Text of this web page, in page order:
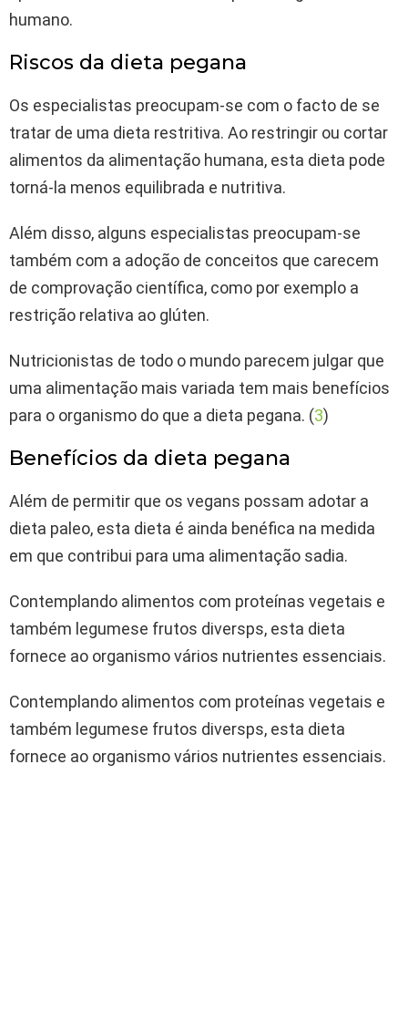
humano.
Riscos da dieta pegana
Os especialistas preocupam-se com o facto de se
tratar de uma dieta restritiva. Ao restringir ou cortar
alimentos da alimentação humana, esta dieta pode
torná-la menos equilibrada e nutritiva.
Além disso, alguns especialistas preocupam-se
também com a adoção de conceitos que carecem
de comprovação científica, como por exemplo a
restrição relativa ao glúten.
Nutricionistas de todo o mundo parecem julgar que
uma alimentação mais variada tem mais benefícios
para o organismo do que a dieta pegana. (3)
Benefícios da dieta pegana
Além de permitir que os vegans possam adotar a
dieta paleo, esta dieta é ainda benéfica na medida
em que contribui para uma alimentação sadia.
Contemplando alimentos com proteínas vegetais e
também legumese frutos diversps, esta dieta
fornece ao organismo vários nutrientes essenciais.
Contemplando alimentos com proteínas vegetais e
também legumese frutos diversps, esta dieta
fornece ao organismo vários nutrientes essenciais.